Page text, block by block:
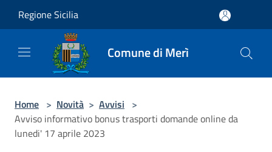
Regione Sicilia
Comune di Merì
Home > Novità > Avvisi >
Avviso informativo bonus trasporti domande online da
lunedi' 17 aprile 2023